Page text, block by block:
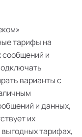
тарифы на
сообщений и
варианты с
и данных,
их
тарифах,